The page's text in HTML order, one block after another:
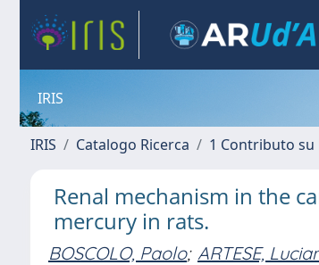
IRIS
IRIS Catalogo Ricerca 1 Contributo su
Renal mechanism in the
mercury in rats.
BOSCOLO, Paolo; ARTESE,